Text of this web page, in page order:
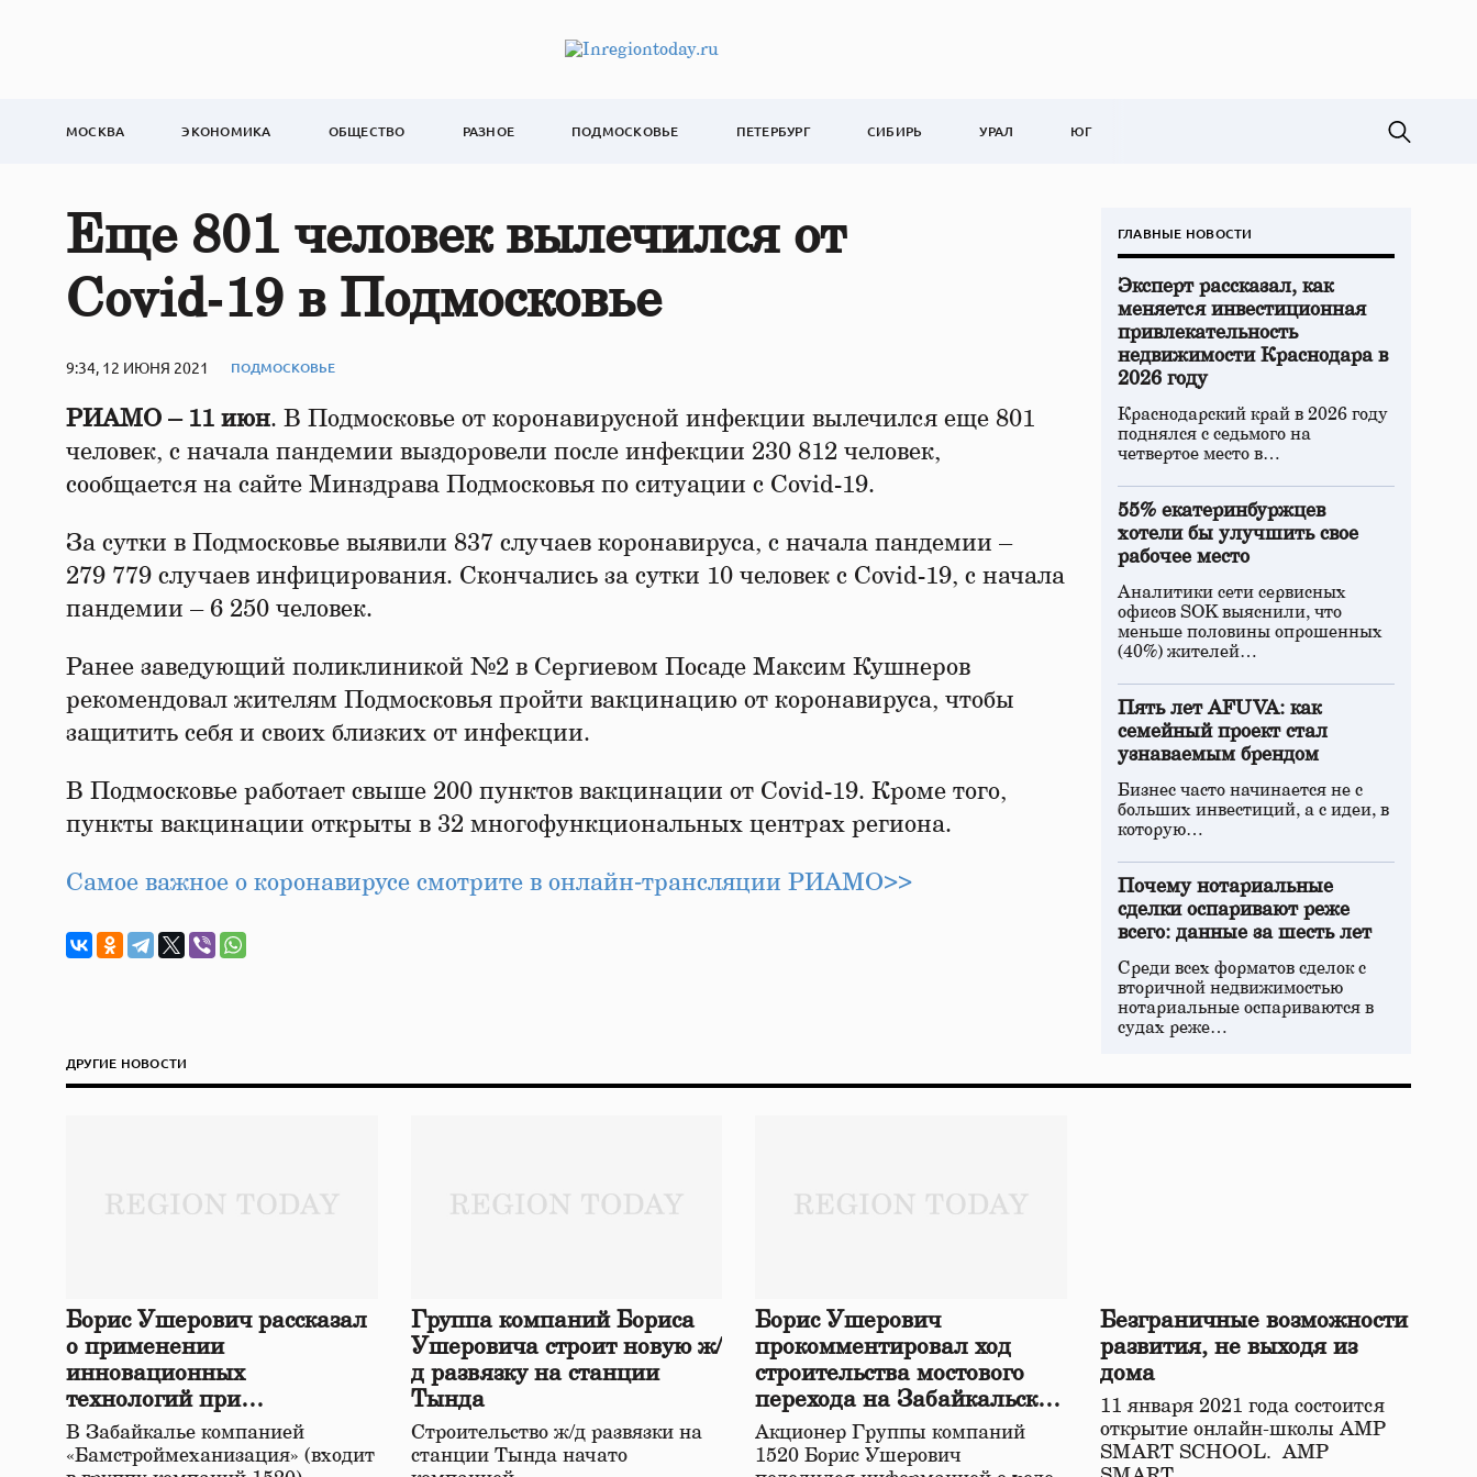
МОСКВА ЭКОНОМИКА ОБЩЕСТВО РАЗНОЕ ПОДМОСКОВЬЕ ПЕТЕРБУРГ СИБИРЬ УРАЛ ЮГ
Еще 801 человек вылечился от
Covid‑19 в Подмосковье
9:34, 12 ИЮНЯ 2021 ПОДМОСКОВЬЕ
РИАМО – 11 июн. В Подмосковье от коронавирусной инфекции вылечился еще 801
человек, с начала пандемии выздоровели после инфекции 230 812 человек,
сообщается на сайте Минздрава Подмосковья по ситуации с Covid-19.
За сутки в Подмосковье выявили 837 случаев коронавируса, с начала пандемии –
279 779 случаев инфицирования. Скончались за сутки 10 человек с Covid-19, с начала
пандемии – 6 250 человек.
Ранее заведующий поликлиникой №2 в Сергиевом Посаде Максим Кушнеров
рекомендовал жителям Подмосковья пройти вакцинацию от коронавируса, чтобы
защитить себя и своих близких от инфекции.
В Подмосковье работает свыше 200 пунктов вакцинации от Covid-19. Кроме того,
пункты вакцинации открыты в 32 многофункциональных центрах региона.
Самое важное о коронавирусе смотрите в онлайн‑трансляции РИАМО>>
ГЛАВНЫЕ НОВОСТИ
Эксперт рассказал, как
меняется инвестиционная
привлекательность
недвижимости Краснодара в
2026 году
Краснодарский край в 2026 году
поднялся с седьмого на
четвертое место в…
55% екатеринбуржцев
хотели бы улучшить свое
рабочее место
Аналитики сети сервисных
офисов SOK выяснили, что
меньше половины опрошенных
(40%) жителей…
Пять лет AFUVA: как
семейный проект стал
узнаваемым брендом
Бизнес часто начинается не с
больших инвестиций, а с идеи, в
которую…
Почему нотариальные
сделки оспаривают реже
всего: данные за шесть лет
Среди всех форматов сделок с
вторичной недвижимостью
нотариальные оспариваются в
судах реже…
ДРУГИЕ НОВОСТИ
Борис Ушерович рассказал
о применении
инновационных
технологий при
строительстве нового моста
в Забайкалье
В Забайкалье компанией
«Бамстроймеханизация» (входит
Группа компаний Бориса
Ушеровича строит новую ж/
д развязку на станции
Тында
Строительство ж/д развязки на
станции Тында начато
Борис Ушерович
прокомментировал ход
строительства мостового
перехода на Забайкальской
железной дороге
Акционер Группы компаний
1520 Борис Ушерович
Безграничные возможности
развития, не выходя из
дома
11 января 2021 года состоится
открытие онлайн-школы АМР
SMART SCHOOL. АМР